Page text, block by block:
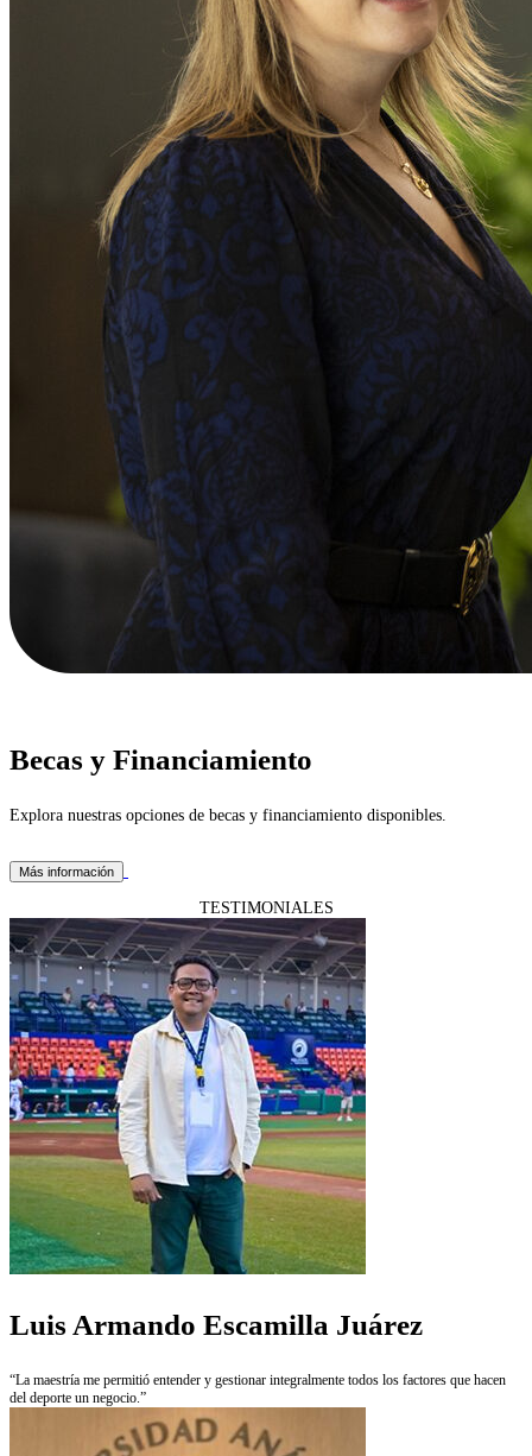
Becas y Financiamiento
Explora nuestras opciones de becas y financiamiento disponibles.
Más información
TESTIMONIALES
Luis Armando Escamilla Juárez
“La maestría me permitió entender y gestionar integralmente todos los factores que hacen
del deporte un negocio.”